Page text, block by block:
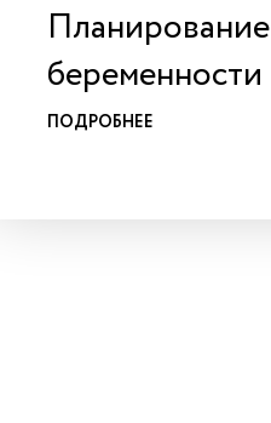
Планирование
беременности
ПОДРОБНЕЕ